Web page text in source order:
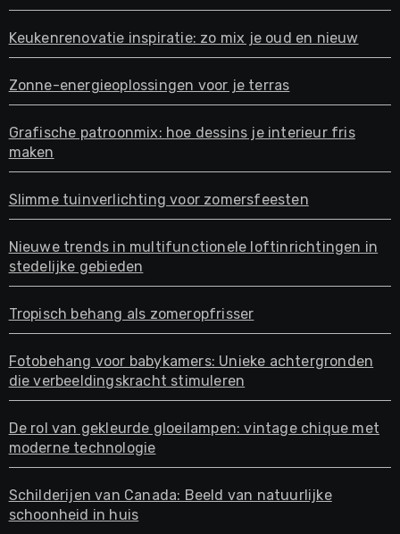
Keukenrenovatie inspiratie: zo mix je oud en nieuw
Zonne-energieoplossingen voor je terras
Grafische patroonmix: hoe dessins je interieur fris
maken
Slimme tuinverlichting voor zomersfeesten
Nieuwe trends in multifunctionele loftinrichtingen in
stedelijke gebieden
Tropisch behang als zomeropfrisser
Fotobehang voor babykamers: Unieke achtergronden
die verbeeldingskracht stimuleren
De rol van gekleurde gloeilampen: vintage chique met
moderne technologie
Schilderijen van Canada: Beeld van natuurlijke
schoonheid in huis